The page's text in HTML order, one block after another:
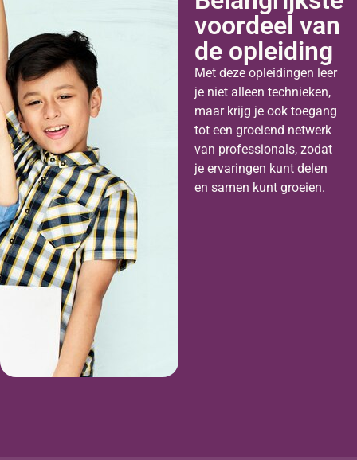
voordeel van
de opleiding
Met deze opleidingen leer
je niet alleen technieken,
maar krijg je ook toegang
tot een groeiend netwerk
van professionals, zodat
je ervaringen kunt delen
en samen kunt groeien.